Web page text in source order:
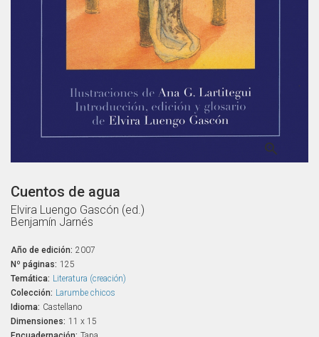

Cuentos de agua
Elvira Luengo Gascón (ed.)
Benjamín Jarnés
Año de edición: 2007
Nº páginas: 125
Temática: Literatura (creación)
Colección: Larumbe chicos
Idioma: Castellano
Dimensiones: 11 x 15